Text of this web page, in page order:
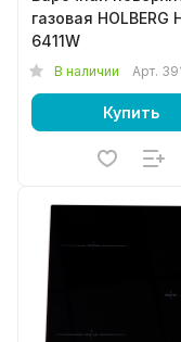
газовая HOLBERG
6411W
В наличии Арт.
Купить